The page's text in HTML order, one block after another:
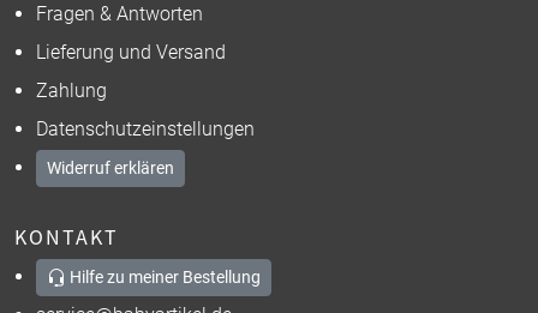
Fragen & Antworten
Lieferung und Versand
Zahlung
Datenschutzeinstellungen
Widerruf erklären
KONTAKT
Hilfe zu meiner Bestellung